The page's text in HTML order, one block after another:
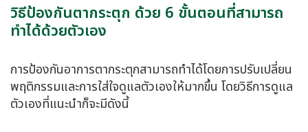
วิธีป้องกันตากระตุก ด้วย 6 ขั้นตอนที่สามารถ
ทำได้ด้วยตัวเอง
การป้องกันอาการตากระตุกสามารถทำได้โดยการปรับเปลี่ยน
พฤติกรรมและการใส่ใจดูแลตัวเองให้มากขึ้น โดยวิธีการดูแล
ตัวเองที่แนะนำก็จะมีดังนี้